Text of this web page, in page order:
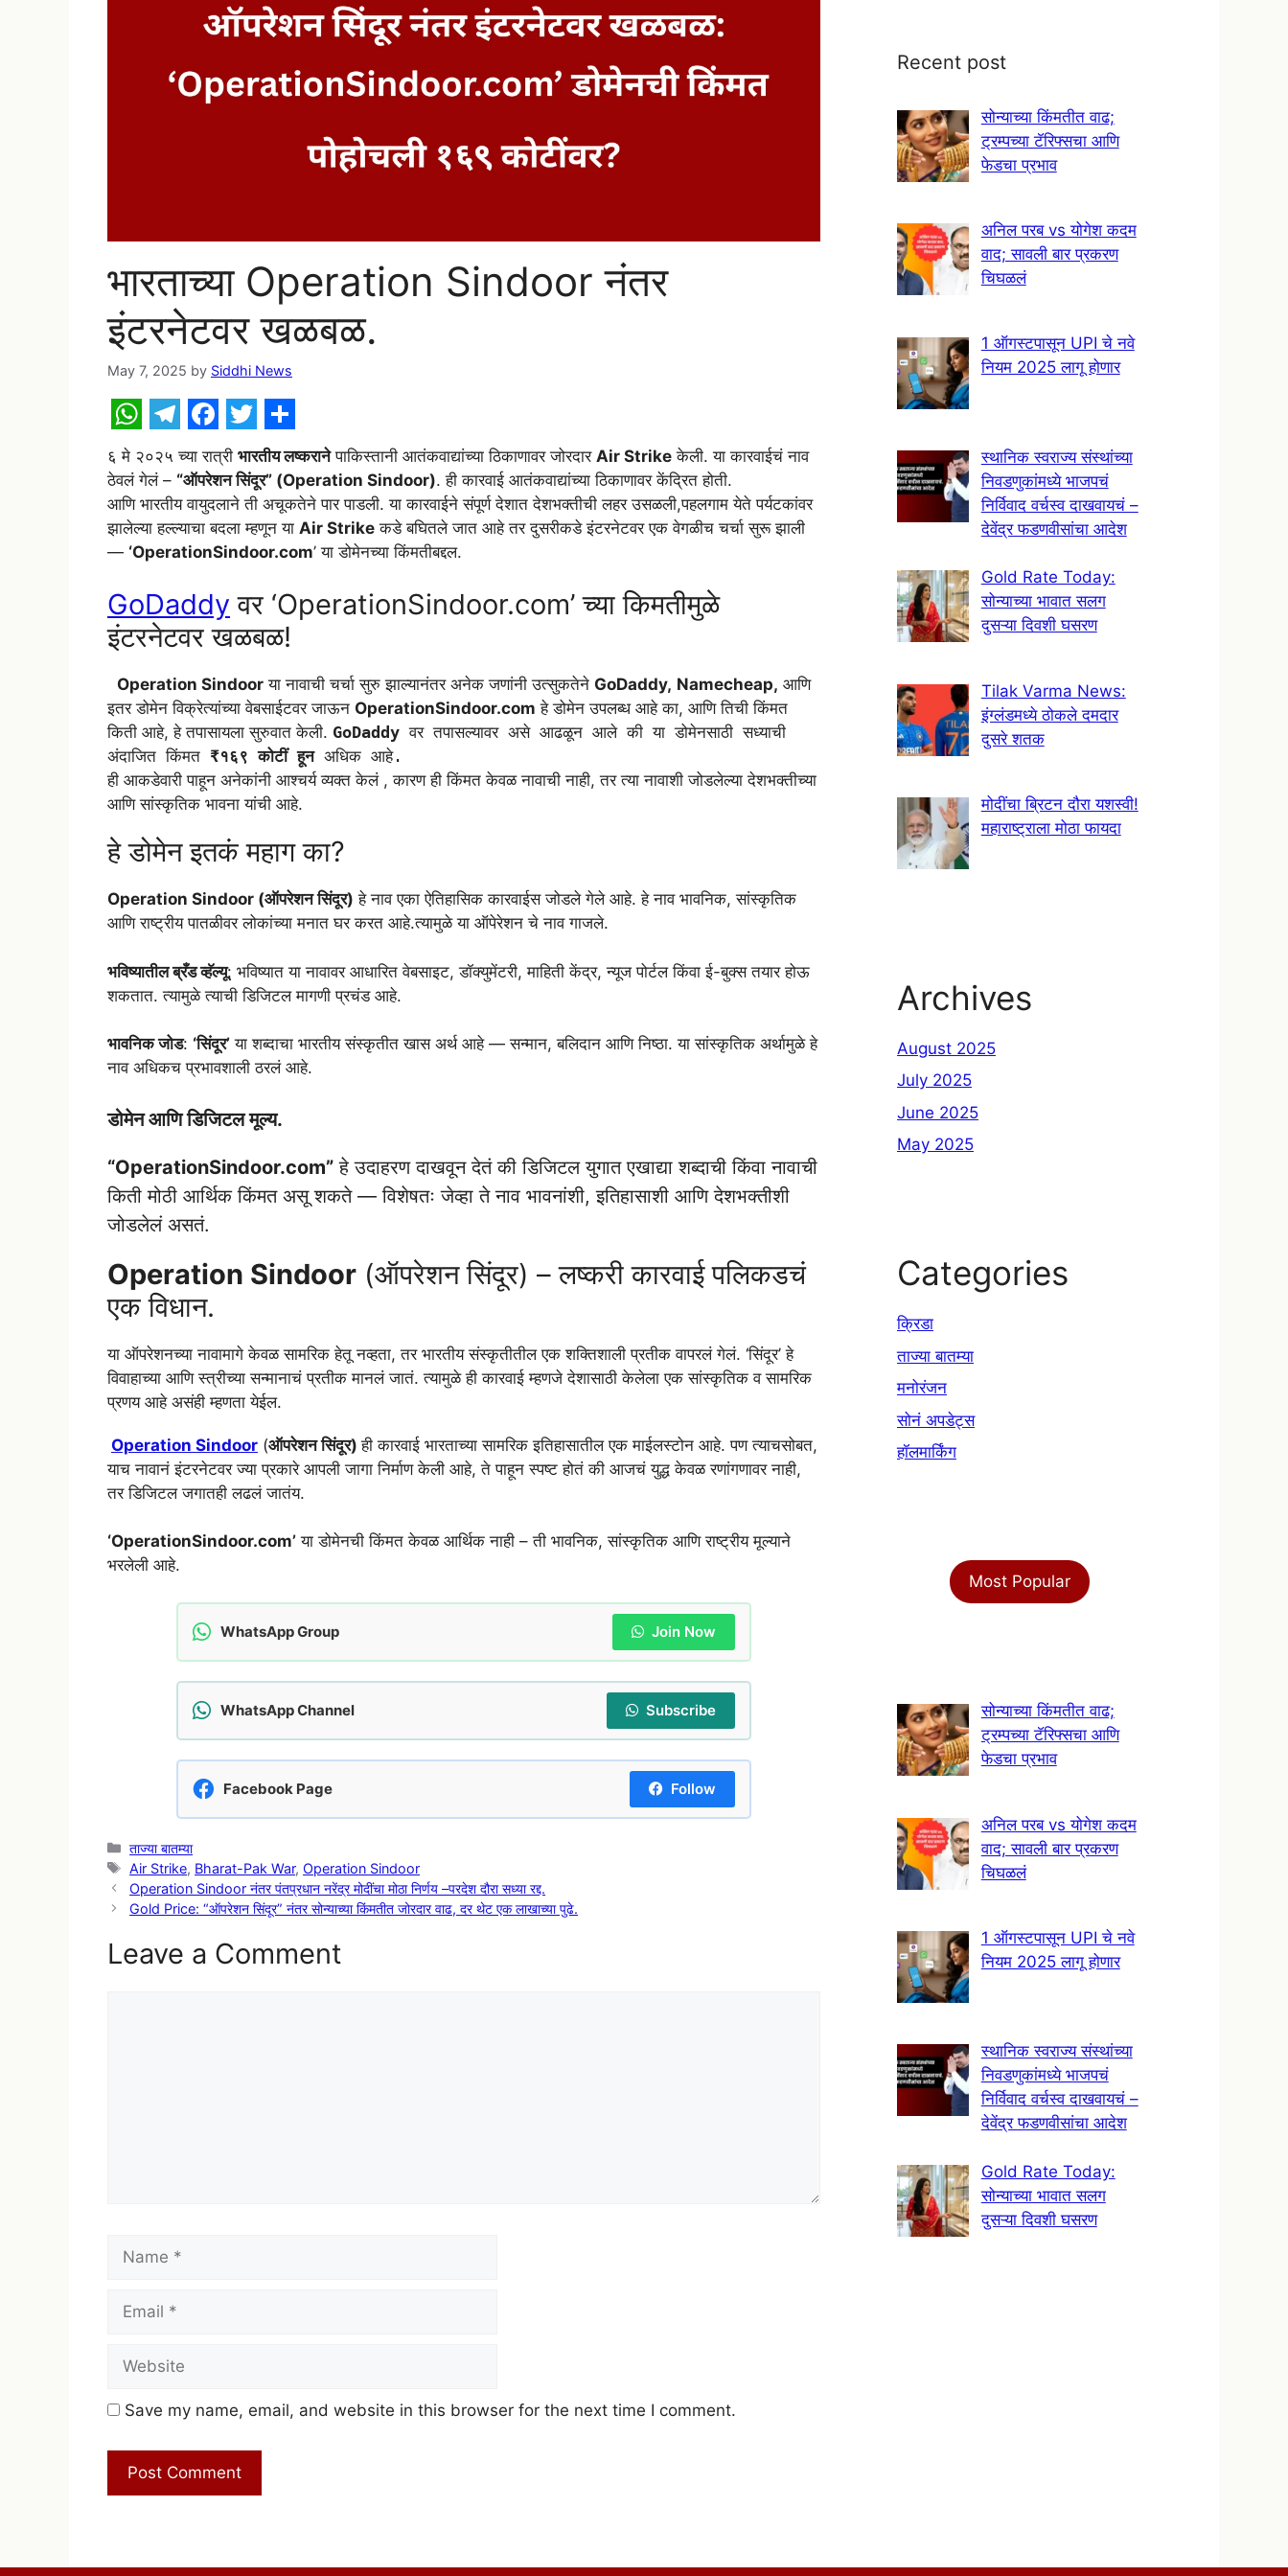
भारताच्या Operation Sindoor नंतर
इंटरनेटवर खळबळ.
May 7, 2025 by Siddhi News
W
h
a
t
s
A
p
p
T
e
l
e
g
r
a
m
F
a
c
e
b
o
o
k
T
w
i
t
t
e
r
S
h
a
r
e
६ मे २०२५ च्या रात्री भारतीय लष्करानेपाकिस्तानी आतंकवाद्यांच्या ठिकाणावर जोरदार Air Strike केली. या कारवाईचं नाव
ठेवलं गेलं – “ऑपरेशन सिंदूर” (Operation Sindoor). ही कारवाई आतंकवाद्यांच्या ठिकाणावर केंद्रित होती.
आणि भारतीय वायुदलाने ती अचूकतेने पार पाडली. या कारवाईने संपूर्ण देशात देशभक्तीची लहर उसळली,पहलगाम येते पर्यटकांवर
झालेल्या हल्ल्याचा बदला म्हणून या Air Strike कडे बघितले जात आहे तर दुसरीकडे इंटरनेटवर एक वेगळीच चर्चा सुरू झाली
— ‘OperationSindoor.com’ या डोमेनच्या किंमतीबद्दल.
GoDaddy वर ‘OperationSindoor.com’ च्या किमतीमुळे
इंटरनेटवर खळबळ!
Operation Sindoor या नावाची चर्चा सुरु झाल्यानंतर अनेक जणांनी उत्सुकतेने GoDaddy, Namecheap, आणि
इतर डोमेन विक्रेत्यांच्या वेबसाईटवर जाऊन OperationSindoor.com हे डोमेन उपलब्ध आहे का, आणि तिची किंमत
किती आहे, हे तपासायला सुरुवात केली. GoDaddy वर तपासल्यावर असे आढळून आले की या डोमेनसाठी सध्याची
अंदाजित किंमत ₹१६९ कोटीं हून अधिक आहे.
ही आकडेवारी पाहून अनेकांनी आश्चर्य व्यक्त केलं , कारण ही किंमत केवळ नावाची नाही, तर त्या नावाशी जोडलेल्या देशभक्तीच्या
आणि सांस्कृतिक भावना यांची आहे.
हे डोमेन इतकं महाग का?
Operation Sindoor (ऑपरेशन सिंदूर) हे नाव एका ऐतिहासिक कारवाईस जोडले गेले आहे. हे नाव भावनिक, सांस्कृतिक
आणि राष्ट्रीय पातळीवर लोकांच्या मनात घर करत आहे.त्यामुळे या ऑपेरेशन चे नाव गाजले.
भविष्यातील ब्रँड व्हॅल्यू: भविष्यात या नावावर आधारित वेबसाइट, डॉक्युमेंटरी, माहिती केंद्र, न्यूज पोर्टल किंवा ई-बुक्स तयार होऊ
शकतात. त्यामुळे त्याची डिजिटल मागणी प्रचंड आहे.
भावनिक जोड: ‘सिंदूर’ या शब्दाचा भारतीय संस्कृतीत खास अर्थ आहे — सन्मान, बलिदान आणि निष्ठा. या सांस्कृतिक अर्थामुळे हे
नाव अधिकच प्रभावशाली ठरलं आहे.
डोमेन आणि डिजिटल मूल्य.
“OperationSindoor.com” हे उदाहरण दाखवून देतं की डिजिटल युगात एखाद्या शब्दाची किंवा नावाची
किती मोठी आर्थिक किंमत असू शकते — विशेषतः जेव्हा ते नाव भावनांशी, इतिहासाशी आणि देशभक्तीशी
जोडलेलं असतं.
Operation Sindoor (ऑपरेशन सिंदूर) – लष्करी कारवाई पलिकडचं
एक विधान.
या ऑपरेशनच्या नावामागे केवळ सामरिक हेतू नव्हता, तर भारतीय संस्कृतीतील एक शक्तिशाली प्रतीक वापरलं गेलं. ‘सिंदूर’ हे
विवाहाच्या आणि स्त्रीच्या सन्मानाचं प्रतीक मानलं जातं. त्यामुळे ही कारवाई म्हणजे देशासाठी केलेला एक सांस्कृतिक व सामरिक
प्रणय आहे असंही म्हणता येईल.
Operation Sindoor (ऑपरेशन सिंदूर)ही कारवाई भारताच्या सामरिक इतिहासातील एक माईलस्टोन आहे. पण त्याचसोबत,
याच नावानं इंटरनेटवर ज्या प्रकारे आपली जागा निर्माण केली आहे, ते पाहून स्पष्ट होतं की आजचं युद्ध केवळ रणांगणावर नाही,
तर डिजिटल जगातही लढलं जातंय.
‘OperationSindoor.com’ या डोमेनची किंमत केवळ आर्थिक नाही – ती भावनिक, सांस्कृतिक आणि राष्ट्रीय मूल्याने
भरलेली आहे.
WhatsApp Group Join Now
WhatsApp Channel Subscribe
Facebook Page Follow
Categories
ताज्या बातम्या
Tags
Air Strike, Bharat-Pak War, Operation Sindoor
Operation Sindoor नंतर पंतप्रधान नरेंद्र मोदींचा मोठा निर्णय –परदेश दौरा सध्या रद्द.
Gold Price: “ऑपरेशन सिंदूर” नंतर सोन्याच्या किंमतीत जोरदार वाढ, दर थेट एक लाखाच्या पुढे.
Leave a Comment
Name
Save my name, email, and website in this browser for the next time I comment.
Recent post
सोन्याच्या किंमतीत वाढ;
ट्रम्पच्या टॅरिफ्सचा आणि
फेडचा प्रभाव
अनिल परब vs योगेश कदम
वाद; सावली बार प्रकरण
चिघळलं
1 ऑगस्टपासून UPI चे नवे
नियम 2025 लागू होणार
स्थानिक स्वराज्य संस्थांच्या
निवडणुकांमध्ये भाजपचं
निर्विवाद वर्चस्व दाखवायचं –
देवेंद्र फडणवीसांचा आदेश
Gold Rate Today:
सोन्याच्या भावात सलग
दुसऱ्या दिवशी घसरण
Tilak Varma News:
इंग्लंडमध्ये ठोकले दमदार
दुसरे शतक
मोदींचा ब्रिटन दौरा यशस्वी!
महाराष्ट्राला मोठा फायदा
Archives
August 2025
July 2025
June 2025
May 2025
Categories
क्रिडा
ताज्या बातम्या
मनोरंजन
सोनं अपडेट्स
हॉलमार्किंग
Most Popular
सोन्याच्या किंमतीत वाढ;
ट्रम्पच्या टॅरिफ्सचा आणि
फेडचा प्रभाव
अनिल परब vs योगेश कदम
वाद; सावली बार प्रकरण
चिघळलं
1 ऑगस्टपासून UPI चे नवे
नियम 2025 लागू होणार
स्थानिक स्वराज्य संस्थांच्या
निवडणुकांमध्ये भाजपचं
निर्विवाद वर्चस्व दाखवायचं –
देवेंद्र फडणवीसांचा आदेश
Gold Rate Today:
सोन्याच्या भावात सलग
दुसऱ्या दिवशी घसरण